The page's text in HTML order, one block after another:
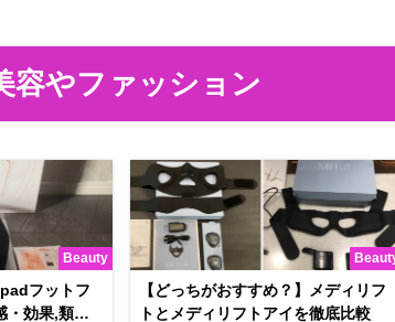
容やファッション
Beauty
フットフ
・効果,類似
【どっちがおすすめ？】メディリフ
トとメディリフトアイを徹底比較